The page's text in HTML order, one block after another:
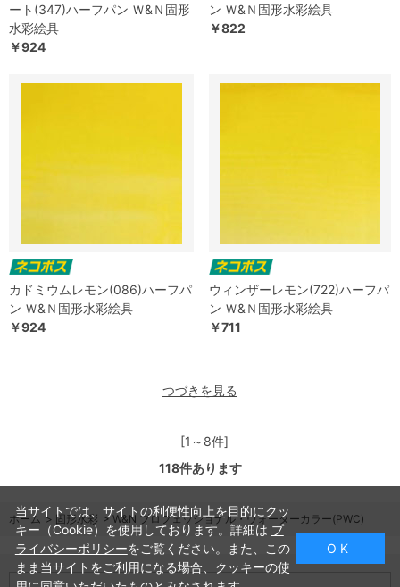
ート(347)ハーフパン Ｗ&Ｎ固形
水彩絵具
￥924
ン Ｗ&Ｎ固形水彩絵具
￥822
カドミウムレモン(086)ハーフパ
ン Ｗ&Ｎ固形水彩絵具
￥924
ウィンザーレモン(722)ハーフパ
ン Ｗ&Ｎ固形水彩絵具
￥711
つづきを見る
[1～8件]
118件あります
ホーム > 固形水彩 >W&N プロフェッショナル・ウォーターカラー(PWC)
当サイトでは、サイトの利便性向上を目的にクッ
キー（Cookie）を使用しております。詳細は プ
ライバシーポリシーをご覧ください。また、この
まま当サイトをご利用になる場合、クッキーの使
O K